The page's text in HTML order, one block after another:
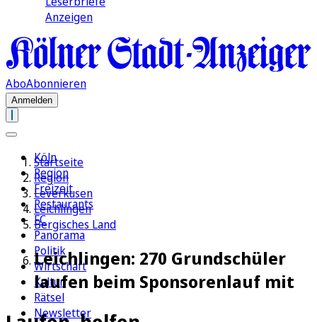
Anzeigen
AboAbonnieren
Anmelden
Köln
Region
Freizeit
Restaurants
FC
Panorama
Politik
Wirtschaft
Kultur
Rätsel
Newsletter
Startseite
Region
Leverkusen
Leichlingen
Bergisches Land
Leichlingen: 270 Grundschüler
laufen beim Sponsorenlauf mit